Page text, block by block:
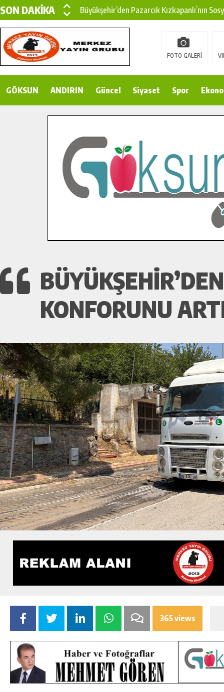
SON DAKİKA
Büyükşehir’den Pazarcık Kızkapanlı’nın
Büyükşehir’den Pazarcık Kırsalına Modern
Çin’den KSÜ’ye Uluslararası Başarı:
Gençler Pusula Maraş Kampında Yeni
İlçe Jandarma Komutanı Karakaya’dan
Bertiz’in Yeni Köprüsünde Sona Doğru.
FOTO GALERİ
GÖKSUN ANDIRIN Güncel Siyaset Spor
KONFORUNU
365 views